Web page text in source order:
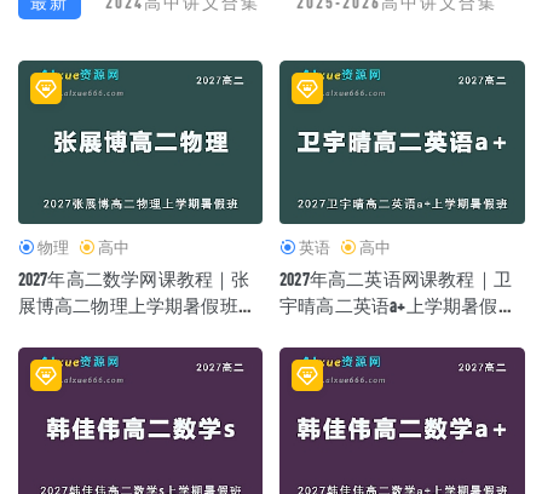
物理 高中
2027年高二数学网课教程｜张
展博高二物理上学期暑假班视
英语 高中
2027年高二英语网课教程｜卫
宇晴高二英语a+上学期暑假班